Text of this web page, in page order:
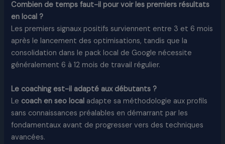
Combien de temps faut-il pour voir les premiers résultats
en local ?
Les premiers signaux positifs surviennent entre 3 et 6 mois
après le lancement des optimisations, tandis que la
consolidation dans le pack local de Google nécessite
généralement 6 à 12 mois de travail régulier.
Le coaching est-il adapté aux débutants ?
Le coach en seo local adapte sa méthodologie aux profils
sans connaissances préalables en démarrant par les
fondamentaux avant de progresser vers des techniques
avancées.